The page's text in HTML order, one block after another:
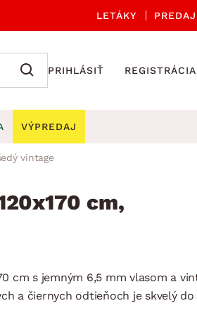
LETÁKY
PRIHLÁSIŤ REGISTRÁCIA
Zobrazit vše
stoličky a kreslá
hojdačky
lehátka
VÝPREDAJ
vintage
cm,
cm s jemným 6,5 mm vlasom a
a čiernych odtieňoch je skvelý do